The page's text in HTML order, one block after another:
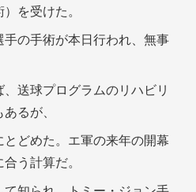
を受けた。
の手術が本日行われ、無事
送球プログラムのリハビリ
るが、
どめた。エ軍の来年の開幕
う計算だ。